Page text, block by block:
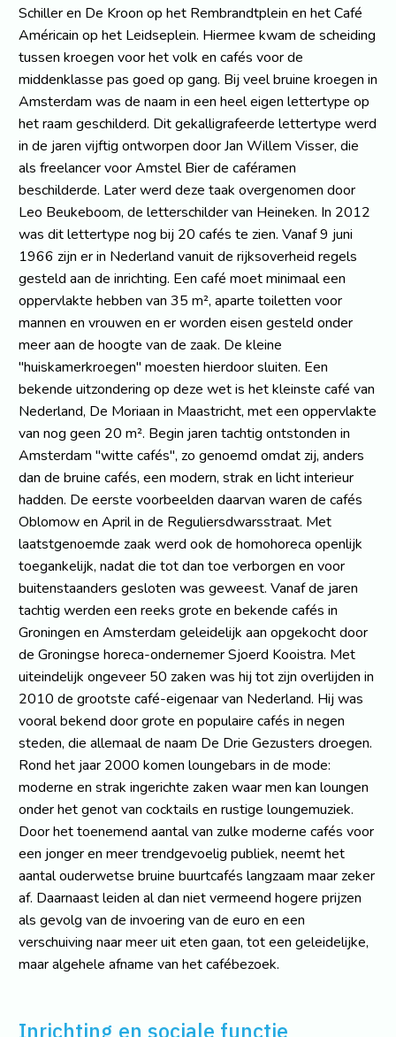
Schiller en De Kroon op het Rembrandtplein en het Café
Américain op het Leidseplein. Hiermee kwam de scheiding
tussen kroegen voor het volk en cafés voor de
middenklasse pas goed op gang. Bij veel bruine kroegen in
Amsterdam was de naam in een heel eigen lettertype op
het raam geschilderd. Dit gekalligrafeerde lettertype werd
in de jaren vijftig ontworpen door Jan Willem Visser, die
als freelancer voor Amstel Bier de caféramen
beschilderde. Later werd deze taak overgenomen door
Leo Beukeboom, de letterschilder van Heineken. In 2012
was dit lettertype nog bij 20 cafés te zien. Vanaf 9 juni
1966 zijn er in Nederland vanuit de rijksoverheid regels
gesteld aan de inrichting. Een café moet minimaal een
oppervlakte hebben van 35 m², aparte toiletten voor
mannen en vrouwen en er worden eisen gesteld onder
meer aan de hoogte van de zaak. De kleine
"huiskamerkroegen" moesten hierdoor sluiten. Een
bekende uitzondering op deze wet is het kleinste café van
Nederland, De Moriaan in Maastricht, met een oppervlakte
van nog geen 20 m². Begin jaren tachtig ontstonden in
Amsterdam "witte cafés", zo genoemd omdat zij, anders
dan de bruine cafés, een modern, strak en licht interieur
hadden. De eerste voorbeelden daarvan waren de cafés
Oblomow en April in de Reguliersdwarsstraat. Met
laatstgenoemde zaak werd ook de homohoreca openlijk
toegankelijk, nadat die tot dan toe verborgen en voor
buitenstaanders gesloten was geweest. Vanaf de jaren
tachtig werden een reeks grote en bekende cafés in
Groningen en Amsterdam geleidelijk aan opgekocht door
de Groningse horeca-ondernemer Sjoerd Kooistra. Met
uiteindelijk ongeveer 50 zaken was hij tot zijn overlijden in
2010 de grootste café-eigenaar van Nederland. Hij was
vooral bekend door grote en populaire cafés in negen
steden, die allemaal de naam De Drie Gezusters droegen.
Rond het jaar 2000 komen loungebars in de mode:
moderne en strak ingerichte zaken waar men kan loungen
onder het genot van cocktails en rustige loungemuziek.
Door het toenemend aantal van zulke moderne cafés voor
een jonger en meer trendgevoelig publiek, neemt het
aantal ouderwetse bruine buurtcafés langzaam maar zeker
af. Daarnaast leiden al dan niet vermeend hogere prijzen
als gevolg van de invoering van de euro en een
verschuiving naar meer uit eten gaan, tot een geleidelijke,
maar algehele afname van het cafébezoek.
Inrichting en sociale functie